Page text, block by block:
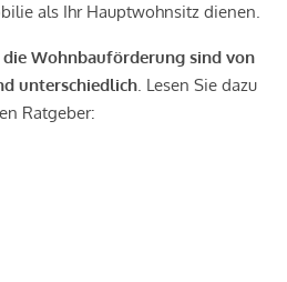
als Ihr Hauptwohnsitz dienen.
Wohnbauförderung sind von
unterschiedlich. Lesen Sie dazu
Ratgeber: